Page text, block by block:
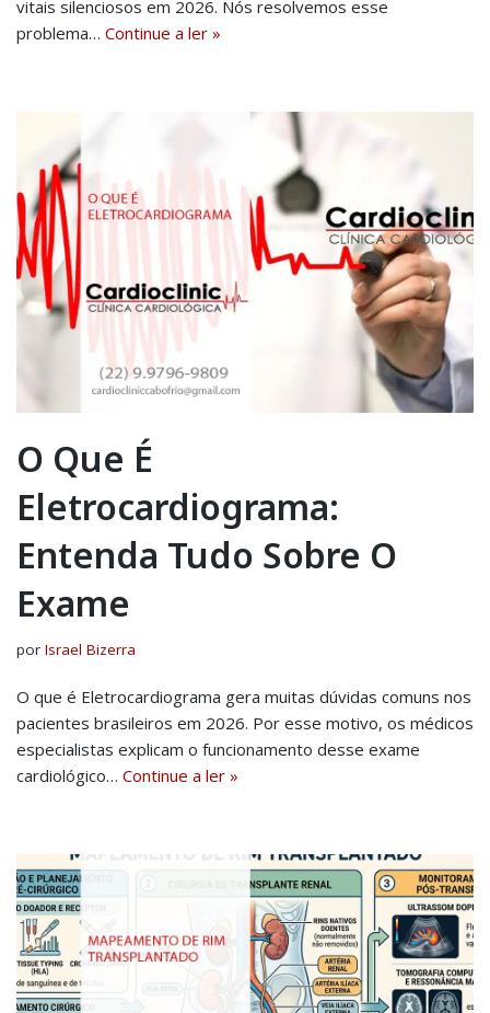
vitais silenciosos em 2026. Nós resolvemos esse
problema… Continue a ler »
O Que É
Eletrocardiograma:
Entenda Tudo Sobre O
Exame
por Israel Bizerra
O que é Eletrocardiograma gera muitas dúvidas comuns nos
pacientes brasileiros em 2026. Por esse motivo, os médicos
especialistas explicam o funcionamento desse exame
cardiológico… Continue a ler »